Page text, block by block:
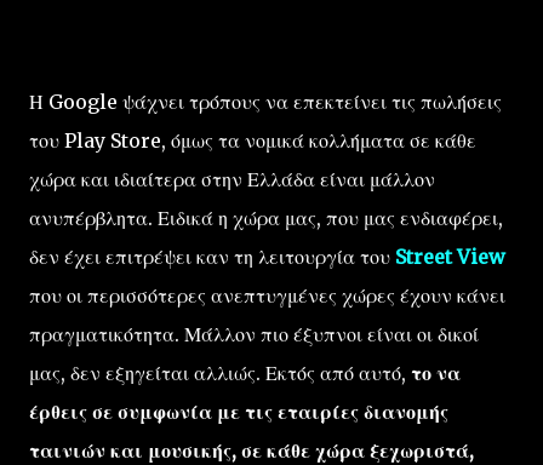
Η Google ψάχνει τρόπους να επεκτείνει τις πωλήσεις
του Play Store, όμως τα νομικά κολλήματα σε κάθε
χώρα και ιδιαίτερα στην Ελλάδα είναι μάλλον
ανυπέρβλητα. Ειδικά η χώρα μας, που μας ενδιαφέρει,
δεν έχει επιτρέψει καν τη λειτουργία του Street View
που οι περισσότερες ανεπτυγμένες χώρες έχουν κάνει
πραγματικότητα. Μάλλον πιο έξυπνοι είναι οι δικοί
μας, δεν εξηγείται αλλιώς. Εκτός από αυτό, το να
έρθεις σε συμφωνία με τις εταιρίες διανομής
ταινιών και μουσικής, σε κάθε χώρα ξεχωριστά,